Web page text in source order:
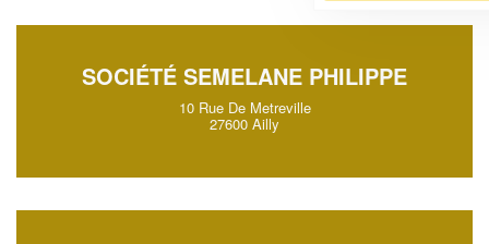
SOCIÉTÉ SEMELANE PHILIPPE
10 Rue De Metreville
27600 Ailly